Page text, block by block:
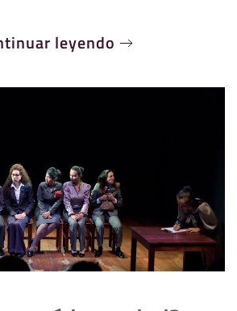
leyendo